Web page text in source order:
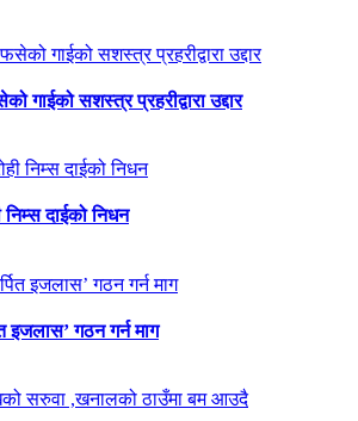
गाईको सशस्त्र प्रहरीद्वारा उद्दार
निम्स दाईको निधन
इजलास’ गठन गर्न माग